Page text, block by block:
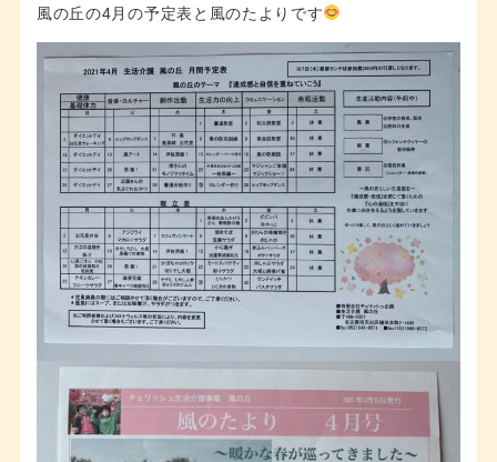
風の丘の4月の予定表と風のたよりです